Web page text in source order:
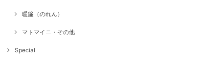
暖簾（のれん）
マトマイニ・その他
Special